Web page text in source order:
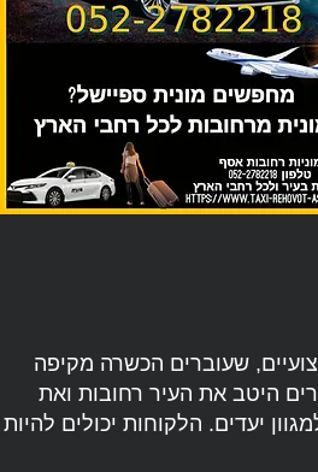
שעוברים הכשרה מקיפה
היטב את העיר רחובות ואת
יעדים. הלקוחות יכולים להיות